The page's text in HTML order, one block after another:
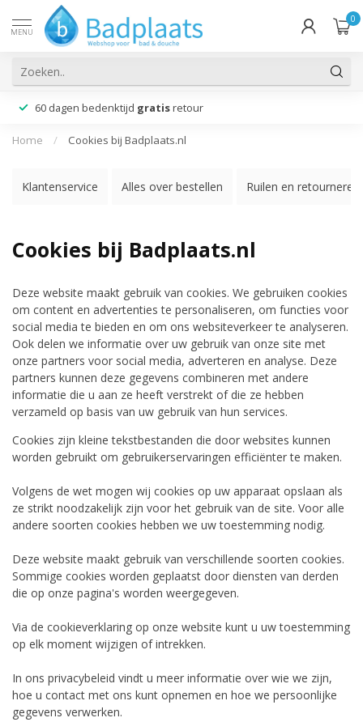
MENU
0
60 dagen bedenktijd gratis retour
Home / Cookies bij Badplaats.nl
Klantenservice Alles over bestellen Ruilen en retourneren
Cookies bij Badplaats.nl
Deze website maakt gebruik van cookies. We gebruiken cookies
om content en advertenties te personaliseren, om functies voor
social media te bieden en om ons websiteverkeer te analyseren.
Ook delen we informatie over uw gebruik van onze site met
onze partners voor social media, adverteren en analyse. Deze
partners kunnen deze gegevens combineren met andere
informatie die u aan ze heeft verstrekt of die ze hebben
verzameld op basis van uw gebruik van hun services.
Cookies zijn kleine tekstbestanden die door websites kunnen
worden gebruikt om gebruikerservaringen efficiënter te maken.
Volgens de wet mogen wij cookies op uw apparaat opslaan als
ze strikt noodzakelijk zijn voor het gebruik van de site. Voor alle
andere soorten cookies hebben we uw toestemming nodig.
Deze website maakt gebruik van verschillende soorten cookies.
Sommige cookies worden geplaatst door diensten van derden
die op onze pagina's worden weergegeven.
Via de cookieverklaring op onze website kunt u uw toestemming
op elk moment wijzigen of intrekken.
In ons privacybeleid vindt u meer informatie over wie we zijn,
hoe u contact met ons kunt opnemen en hoe we persoonlijke
gegevens verwerken.